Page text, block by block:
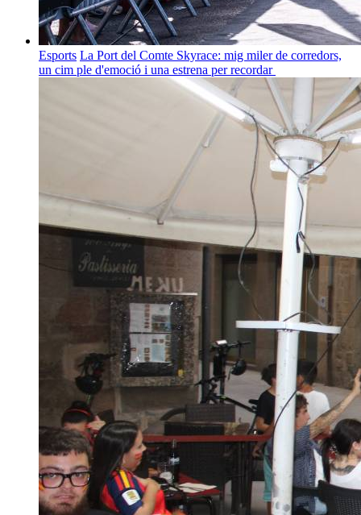
Esports La Port del Comte Skyrace: mig miler de corredors,
un cim ple d'emoció i una estrena per recordar